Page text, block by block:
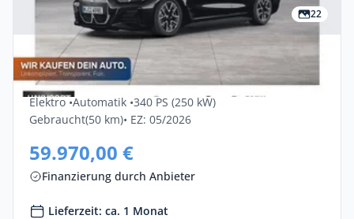
22
Privat & Gewerbe
Bmw I4 EDrive40 5dr
Elektro •Automatik •340 PS (250 kW)
Gebraucht(50 km)• EZ: 05/2026
59.970,00 €
Finanzierung durch Anbieter
Lieferzeit: ca. 1 Monat